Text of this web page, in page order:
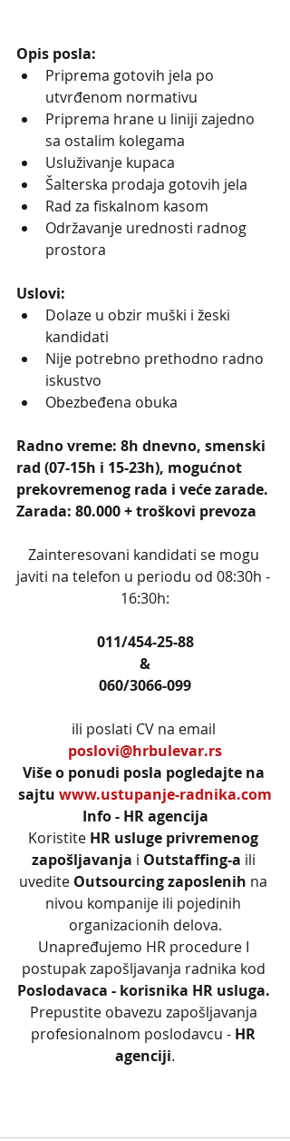
Opis posla:
Priprema gotovih jela po
utvrđenom normativu
Priprema hrane u liniji zajedno
sa ostalim kolegama
Usluživanje kupaca
Šalterska prodaja gotovih jela
Rad za fiskalnom kasom
Održavanje urednosti radnog
prostora
Uslovi:
Dolaze u obzir muški i žeski
kandidati
Nije potrebno prethodno radno
iskustvo
Obezbeđena obuka
Radno vreme: 8h dnevno, smenski
rad (07-15h i 15-23h), mogućnot
prekovremenog rada i veće zarade.
Zarada: 80.000 + troškovi prevoza
Zainteresovani kandidati se mogu
javiti na telefon u periodu od 08:30h -
16:30h:
011/454-25-88
&
060/3066-099
ili poslati CV na email
poslovi@hrbulevar.rs
Više o ponudi posla pogledajte na
sajtu www.ustupanje-radnika.com
Info - HR agencija
Koristite HR usluge privremenog
zapošljavanja i Outstaffing-a ili
uvedite Outsourcing zaposlenih na
nivou kompanije ili pojedinih
organizacionih delova.
Unapređujemo HR procedure I
postupak zapošljavanja radnika kod
Poslodavaca - korisnika HR usluga.
Prepustite obavezu zapošljavanja
profesionalnom poslodavcu - HR
agenciji.